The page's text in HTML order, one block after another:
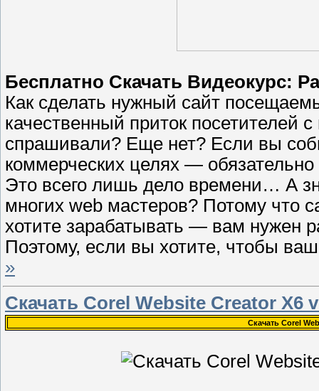
Бесплатно Скачать Видеокурс:
Как cделать нужный cайт
качественный приток посетителей
спрашивали? Еще нет? Если вы
коммерческих целях — обязательно
Это всего лишь дело времени… А
многих web мастеров? Потому что
хотите зарабатывать — вам нужен
Поэтому, если вы хотите, чтобы
»
Скачать Corel Website Creator X6
Скачать Corel